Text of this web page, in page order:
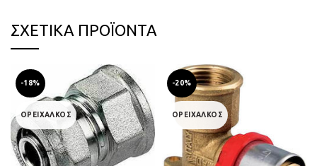
ΣΧΕΤΙΚΆ ΠΡΟΪΌΝΤΑ
-18%
ΟΡΕΙΧΑΛΚΟΣ
-20%
ΟΡΕΙΧΑΛΚΟΣ